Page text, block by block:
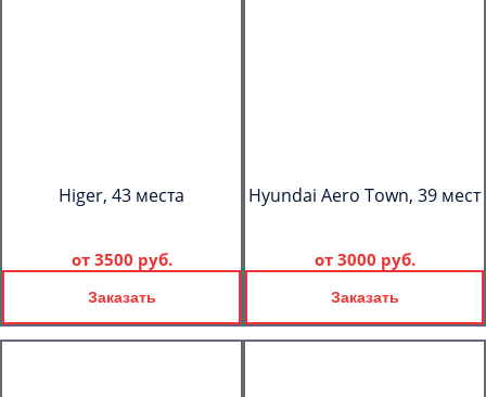
Higer, 43 места
от 3500 руб.
Заказать
Hyundai Aero Town, 39 мест
от 3000 руб.
Заказать